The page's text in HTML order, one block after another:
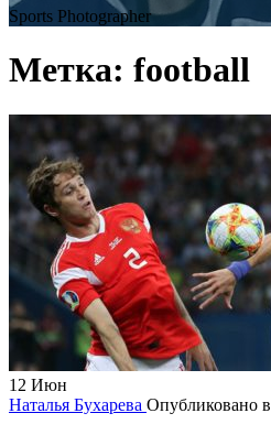
Sports Photographer
Метка: football
12 Июн
Наталья Бухарева Опубликовано в